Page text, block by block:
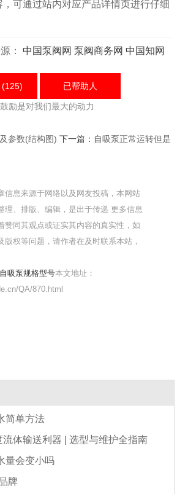
可通过站内对应产品详情页进行仔细
： 中国泵阀网 泵阀商务网 中国知网
已帮助人
励是对我们最大的动力
参数(结构图) 下一篇： 自吸泵正常运转但是
信息来源于网络以及网友投稿，本网站
理、排版、编辑，是出于传递 更多信息
赞同其观点或证实其内容的真实性，如
版权等问题，请作者在及时联系本站，
吸泵规格型号本文地址：
QA/870.html
简单方法
体输送利器 | 选型与维护全指南
量会变小吗
牌